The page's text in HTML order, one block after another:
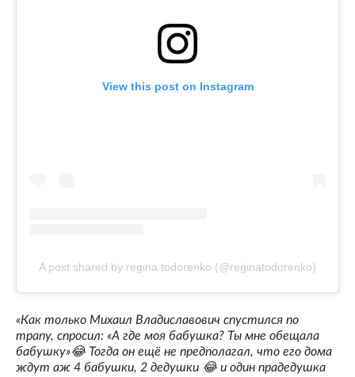
View this post on Instagram
A post shared by regina todorenko (@reginatodorenko)
«Как только Михаил Владиславович спустился по
трапу, спросил: «А где моя бабушка? Ты мне обещала
бабушку»😂 Тогда он ещё не предполагал, что его дома
ждут аж 4 бабушки, 2 дедушки 😂 и один прадедушка